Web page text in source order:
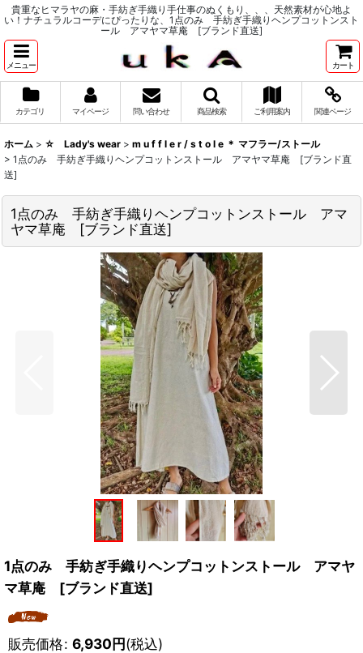
貴重なヒマラヤの麻・手紡ぎ手織り手仕事のぬくもり、、、天然素材が心地よ
い！ナチュラルコーデにぴったりな、1点のみ 手紡ぎ手織りヘンプコットンスト
ール アマヤマ草庵 [ブランド直送]
メニュー カート
カテゴリ マイページ 問い合わせ 商品検索 ご利用案内 関連ページ
ホーム > ☆ Lady's wear > m u f f l e r / s t o l e ＊ マフラー/ストール
> 1点のみ 手紡ぎ手織りヘンプコットンストール アマヤマ草庵 [ブランド直
送]
1点のみ 手紡ぎ手織りヘンプコットンストール アマ
ヤマ草庵 [ブランド直送]
1点のみ 手紡ぎ手織りヘンプコットンストール アマヤ
マ草庵 [ブランド直送]
販売価格: 6,930円(税込)